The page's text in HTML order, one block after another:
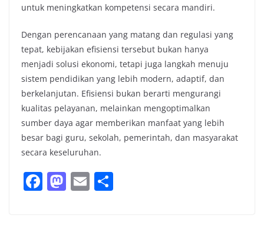
untuk meningkatkan kompetensi secara mandiri.
Dengan perencanaan yang matang dan regulasi yang
tepat, kebijakan efisiensi tersebut bukan hanya
menjadi solusi ekonomi, tetapi juga langkah menuju
sistem pendidikan yang lebih modern, adaptif, dan
berkelanjutan. Efisiensi bukan berarti mengurangi
kualitas pelayanan, melainkan mengoptimalkan
sumber daya agar memberikan manfaat yang lebih
besar bagi guru, sekolah, pemerintah, dan masyarakat
secara keseluruhan.
F M E